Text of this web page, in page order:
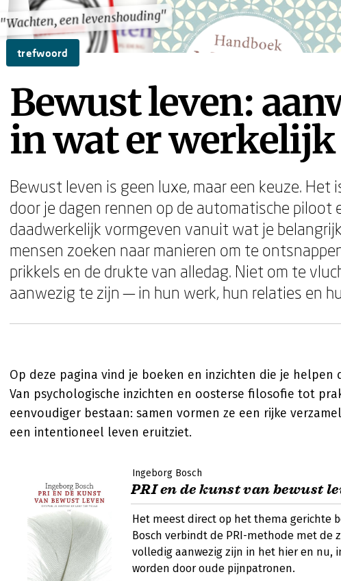
"Wachten, een levenshouding"
"Wachten, een levenshouding"
trefwoord
Bewust leven:
in wat er werkelijk
Bewust leven is geen luxe, maar een keuze. Het
door je dagen rennen op de automatische piloot
daadwerkelijk vormgeven vanuit wat je
mensen zoeken naar manieren om te
prikkels en de drukte van alledag. Niet om te
aanwezig te zijn — in hun werk, hun relaties en
Op deze pagina vind je boeken en inzichten die je
Van psychologische inzichten en oosterse filosofie tot
eenvoudiger bestaan: samen vormen ze een rijke
een intentioneel leven eruitziet.
Ingeborg Bosch
PRI en de kunst van bewust
Het meest direct op het thema gerichte
Bosch verbindt de PRI-methode met de
volledig aanwezig zijn in het hier en nu,
worden door oude pijnpatronen.